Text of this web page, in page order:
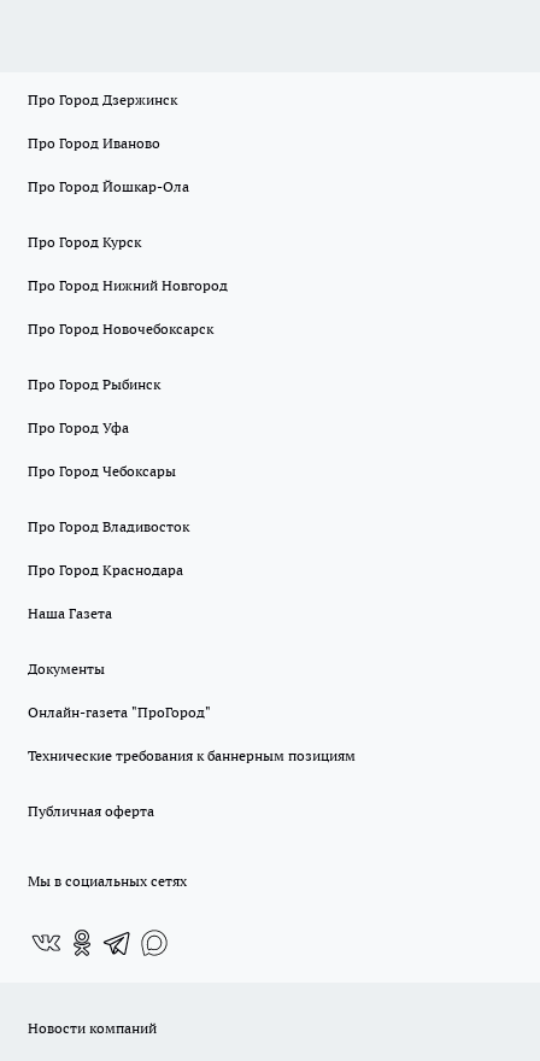
Про Город Дзержинск
Про Город Иваново
Про Город Йошкар-Ола
Про Город Курск
Про Город Нижний Новгород
Про Город Новочебоксарск
Про Город Рыбинск
Про Город Уфа
Про Город Чебоксары
Про Город Владивосток
Про Город Краснодара
Наша Газета
Документы
Онлайн-газета "ПроГород"
Технические требования к баннерным позициям
Публичная оферта
Мы в социальных сетях
Новости компаний